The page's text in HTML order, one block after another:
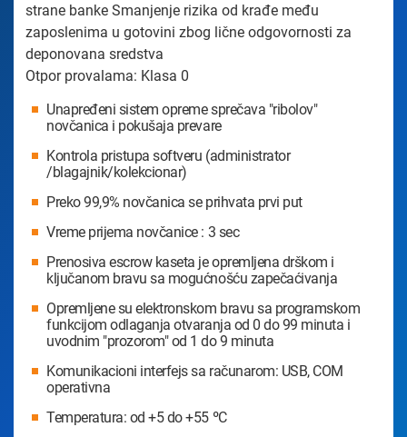
strane banke Smanjenje rizika od krađe među
zaposlenima u gotovini zbog lične odgovornosti za
deponovana sredstva
Otpor provalama: Klasa 0
Unapređeni sistem opreme sprečava "ribolov"
novčanica i pokušaja prevare
Kontrola pristupa softveru (administrator
/blagajnik/kolekcionar)
Preko 99,9% novčanica se prihvata prvi put
Vreme prijema novčanice : 3 sec
Prenosiva escrow kaseta je opremljena drškom i
ključanom bravu sa mogućnošću zapečaćivanja
Opremljene su elektronskom bravu sa programskom
funkcijom odlaganja otvaranja od 0 do 99 minuta i
uvodnim "prozorom" od 1 do 9 minuta
Komunikacioni interfejs sa računarom: USB, COM
operativna
Temperatura: od +5 do +55 ºС